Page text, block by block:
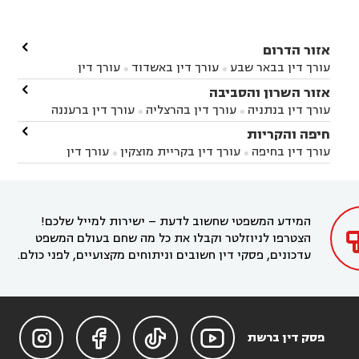
אזור הדרום
עורך דין בבאר שבע  עורך דין באשדוד 
עורך דין
באשקלון
עורך דין בבאר טוביה עורך דין בגן יבנה
עורך דין בניר הבנים עורך דין בערד
זיקים
עורך דין בנתיבות עורך דין בקרית מלאכי

אזור השרון והסביבה
עורך דין בנתניה  עורך דין בהרצליה  עורך דין ברעננה
עורך דין בחדרה עורך דין בכפר סבא
עורך דין בהוד
השרון
עורך דין באבן יהודה
עורך דין בחריש  עורך דין בקיסריה  עורך דין בקדימה

חיפה והקריות
עורך דין בחיפה  עורך דין בקריית מוצקין 
עורך דין
בקרית מוצקין
עורך דין בקריית אתא
עורך דין

המידע המשפטי שחשוב לדעת – ישירות למייל שלכם!
הצטרפו לניוזלטר וקבלו את כל מה שחם בעולם המשפט
עדכונים, פסקי דין חשובים וניתוחים מקצועיים, לפני כולם.
פסק דין ברשת 


